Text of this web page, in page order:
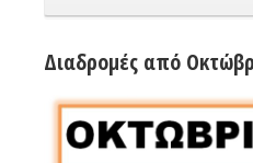
Διαδρομές από